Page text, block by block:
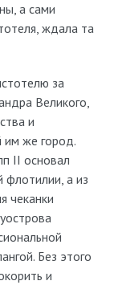
а сами
ждала та
за
Великого,
и
им же город.
II основал
флотилии, а из
чеканки
Без этого
и